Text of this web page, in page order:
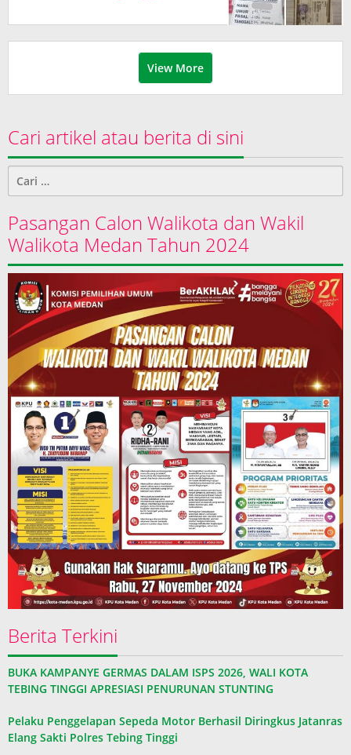
View More
Cari artikel atau berita di sini
Cari
untuk:
Pasangan Calon Walikota dan Wakil
Walikota Medan Tahun 2024
Berita Terkini
BUKA KAMPANYE GERMAS DALAM ISPS 2026, WALI KOTA
TEBING TINGGI APRESIASI PENURUNAN STUNTING
Pelaku Penggelapan Sepeda Motor Berhasil Diringkus Jatanras
Elang Sakti Polres Tebing Tinggi